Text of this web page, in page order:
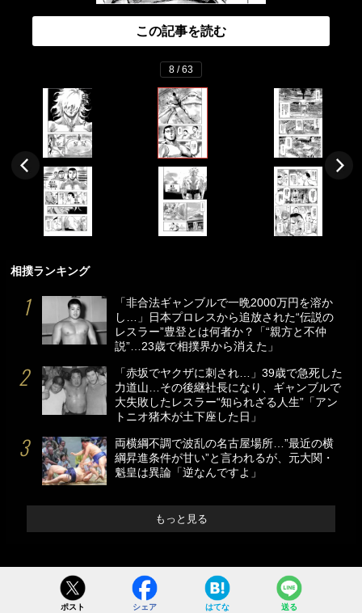
この記事を読む
8 / 63
相撲ランキング
「非合法ギャンブルで一晩2000万円を溶か
し…」日本プロレスから追放された“伝説の
レスラー”豊登とは何者か？「“親方と不仲
説”…23歳で相撲界から消えた」
「赤坂でヤクザに刺され…」39歳で急死した
力道山…その後継社長になり、ギャンブルで
大失敗したレスラー“知られざる人生”「アン
トニオ猪木が土下座した日」
両横綱不調で波乱の名古屋場所…”最近の横
綱昇進条件が甘い”と言われるが、元大関・
魁皇は異論「逆なんですよ」
もっと見る
ポスト シェア はてな 送る